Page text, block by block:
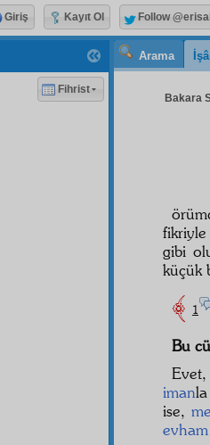
Arama
Bakara
gibi
küçük
1
Bu
iman
ise,
evham
Fihrist
Giriş Kayıt Ol Follow